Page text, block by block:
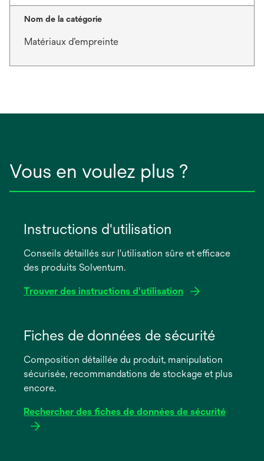
Nom de la catégorie
Matériaux d’empreinte
Vous en voulez plus ?
Instructions d'utilisation
Conseils détaillés sur l'utilisation sûre et efficace
des produits Solventum.
Trouver des instructions d'utilisation
dans
nouvel
onglet
Fiches de données de sécurité
Composition détaillée du produit, manipulation
sécurisée, recommandations de stockage et plus
encore.
Rechercher des fiches de données de sécurité